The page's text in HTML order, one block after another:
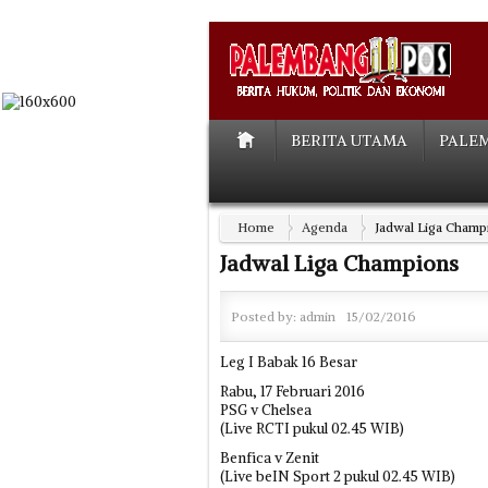
BERITA UTAMA
Home Agenda Jadwal Liga
Jadwal Liga Champions
Posted by: admin 15/02/2016
Leg I Babak 16 Besar
Rabu, 17 Februari 2016
PSG v Chelsea
(Live RCTI pukul 02.45 WIB)
Benfica v Zenit
(Live beIN Sport 2 pukul 02.45 WIB)